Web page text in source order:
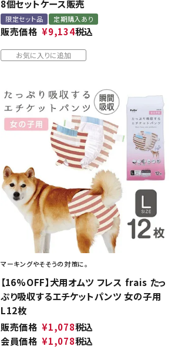
8個セットケース販売
限定セット品 定期購入あり
販売価格 ¥9,134税込
お気に入りに追加
マーキングやそそうの対策に。
【16%OFF】犬用オムツ フレス frais たっ
ぷり吸収するエチケットパンツ 女の子用
L12枚
販売価格 ¥1,078税込
会員価格 ¥1,078税込